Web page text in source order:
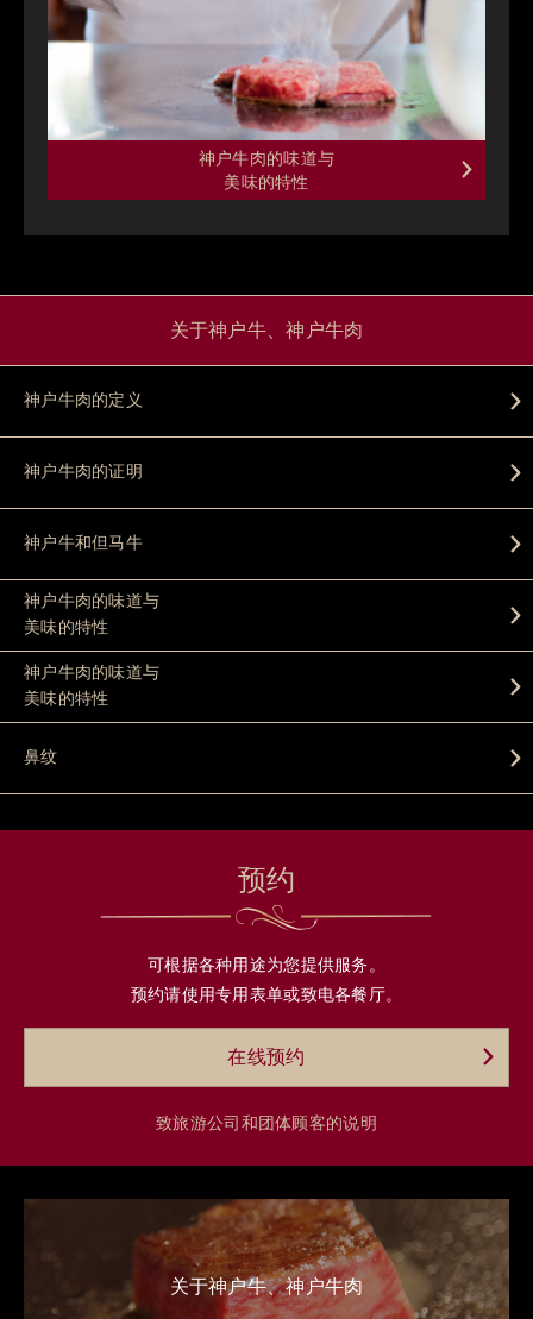
神户牛肉的味道与
美味的特性
关于神户牛、神户牛肉
神户牛肉的定义
神户牛肉的证明
神户牛和但马牛
神户牛肉的味道与
美味的特性
神户牛肉的味道与
美味的特性
鼻纹
预约
可根据各种用途为您提供服务。
预约请使用专用表单或致电各餐厅。
在线预约
致旅游公司和团体顾客的说明
关于神户牛、神户牛肉